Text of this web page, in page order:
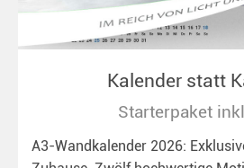
Kalender statt
Starterpaket
A3-Wandkalender 2026: